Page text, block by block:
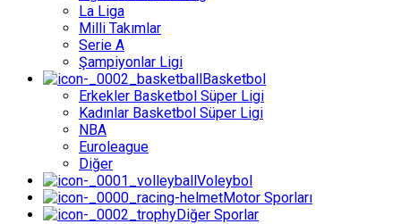
La Liga
Milli Takımlar
Serie A
Şampiyonlar Ligi
Basketbol
Erkekler Basketbol Süper Ligi
Kadınlar Basketbol Süper Ligi
NBA
Euroleague
Diğer
Voleybol
Motor Sporları
Diğer Sporlar